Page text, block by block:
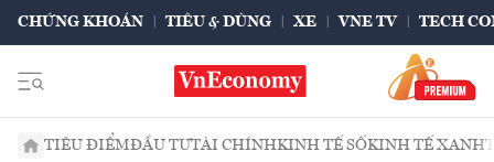
CHỨNG KHOÁN TIÊU & DÙNG XE VNE TV TECH
TIÊU ĐIỂMĐẦU TƯTÀI CHÍNHKINH TẾ SỐKINH TẾ XANH